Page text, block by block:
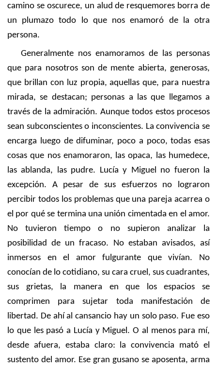
camino se oscurece, un alud de resquemores borra de
un plumazo todo lo que nos enamoró de la otra
persona.
Generalmente nos enamoramos de las personas
que para nosotros son de mente abierta, generosas,
que brillan con luz propia, aquellas que, para nuestra
mirada, se destacan; personas a las que llegamos a
través de la admiración. Aunque todos estos procesos
sean subconscientes o inconscientes. La convivencia se
encarga luego de difuminar, poco a poco, todas esas
cosas que nos enamoraron, las opaca, las humedece,
las ablanda, las pudre. Lucía y Miguel no fueron la
excepción. A pesar de sus esfuerzos no lograron
percibir todos los problemas que una pareja acarrea o
el por qué se termina una unión cimentada en el amor.
No tuvieron tiempo o no supieron analizar la
posibilidad de un fracaso. No estaban avisados, así
inmersos en el amor fulgurante que vivían. No
conocían de lo cotidiano, su cara cruel, sus cuadrantes,
sus grietas, la manera en que los espacios se
comprimen para sujetar toda manifestación de
libertad. De ahí al cansancio hay un solo paso. Fue eso
lo que les pasó a Lucía y Miguel. O al menos para mí,
desde afuera, estaba claro: la convivencia mató el
sustento del amor. Ese gran gusano se aposenta, arma